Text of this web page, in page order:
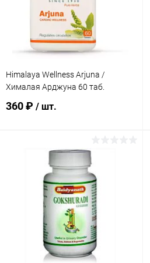
Himalaya Wellness Arjuna /
Хималая Арджуна 60 таб.
360 ₽ / шт.
В корзину
Купить в 1 клик Сравнение
В избранное Под заказ